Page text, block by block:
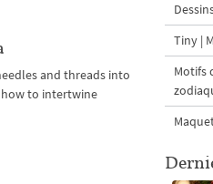
and threads into
how to intertwine
Tiny |
Motifs